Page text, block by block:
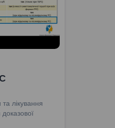
лікування
доказової